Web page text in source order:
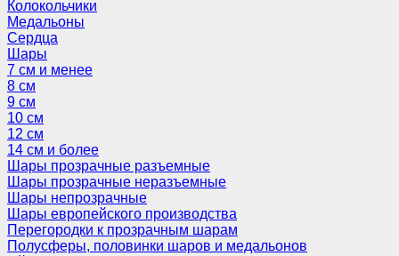
Колокольчики
Медальоны
Сердца
Шары
7 см и менее
8 см
9 см
10 см
12 см
14 см и более
Шары прозрачные разъемные
Шары прозрачные неразъемные
Шары непрозрачные
Шары европейского производства
Перегородки к прозрачным шарам
Полусферы, половинки шаров и медальонов